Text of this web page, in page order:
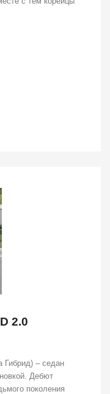
2.0
Гибрид) – седан
Дебют
поколения